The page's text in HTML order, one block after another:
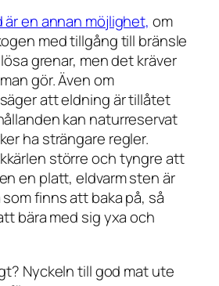
en annan möjlighet, om
med tillgång till bränsle
grenar, men det kräver
gör. Även om
att eldning är tillåtet
kan naturreservat
ha strängare regler.
större och tyngre att
en platt, eldvarm sten är
finns att baka på, så
bära med sig yxa och
Nyckeln till god mat ute